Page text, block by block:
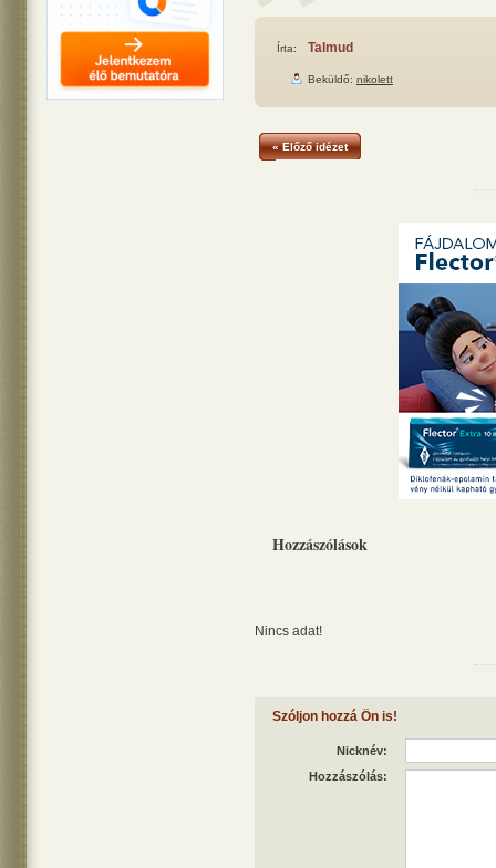
Írta: Talmud
Beküldő: nikolett
« Előző idézet
Hozzászólások
Nincs adat!
Szóljon hozzá Ön is!
Nicknév:
Hozzászólás: